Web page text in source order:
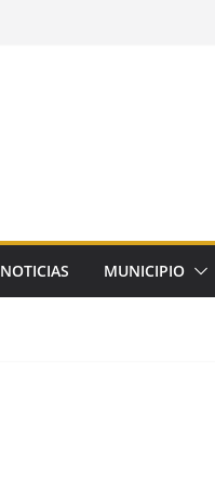
NOTICIAS MUNICIPIO